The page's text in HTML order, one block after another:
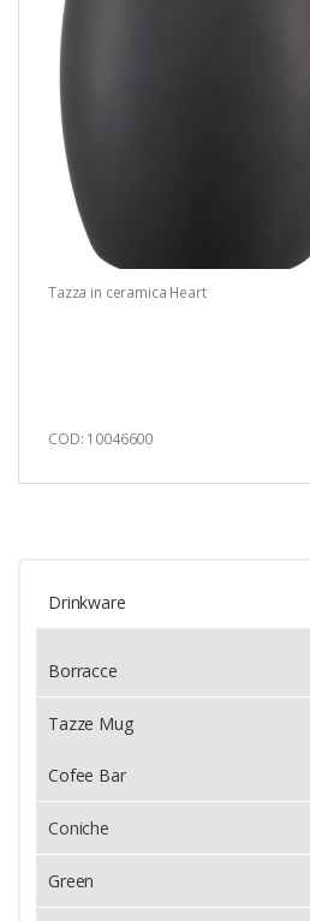
Tazza in ceramica Heart
COD: 10046600
Drinkware
Borracce
Tazze Mug
Cofee Bar
Coniche
Green